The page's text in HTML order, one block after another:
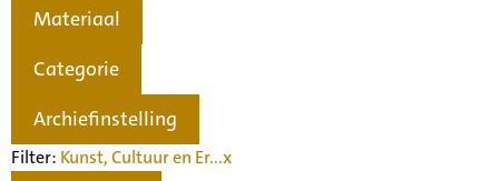
Materiaal
Categorie
Archiefinstelling
Filter: Kunst, Cultuur en Er...x